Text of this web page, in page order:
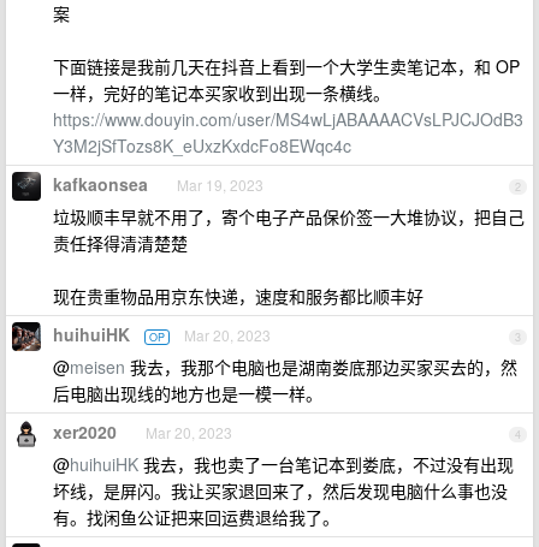
案
下面链接是我前几天在抖音上看到一个大学生卖笔记本，和 OP
一样，完好的笔记本买家收到出现一条横线。
https://www.douyin.com/user/MS4wLjABAAAACVsLPJCJOdB3
Y3M2jSfTozs8K_eUxzKxdcFo8EWqc4c
2
kafkaonsea Mar 19, 2023
垃圾顺丰早就不用了，寄个电子产品保价签一大堆协议，把自己
责任择得清清楚楚
现在贵重物品用京东快递，速度和服务都比顺丰好
3
huihuiHK OP Mar 20, 2023
@meisen 我去，我那个电脑也是湖南娄底那边买家买去的，然
后电脑出现线的地方也是一模一样。
4
xer2020 Mar 20, 2023
@huihuiHK 我去，我也卖了一台笔记本到娄底，不过没有出现
坏线，是屏闪。我让买家退回来了，然后发现电脑什么事也没
有。找闲鱼公证把来回运费退给我了。